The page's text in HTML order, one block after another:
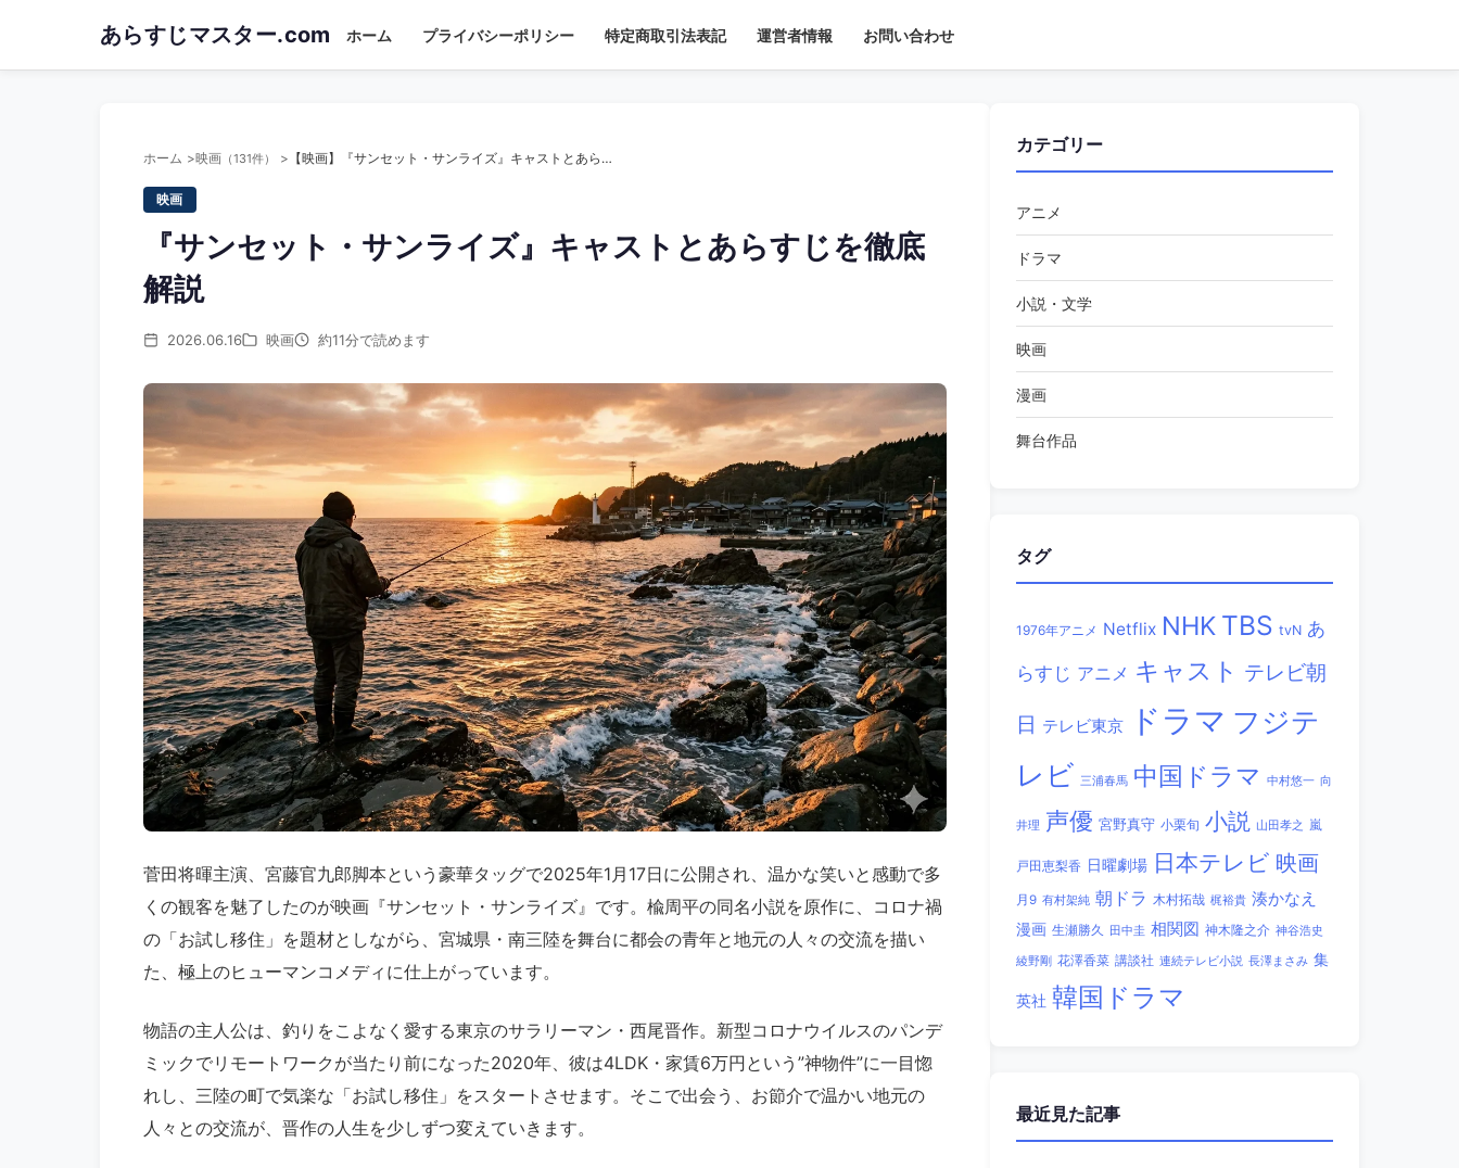
main
あらすじマスター.com ホーム プライバシーポリシー 特定商取引法表記 運営者情報 お問い合わせ
ホーム 映画 （131件） 【映画】『サンセット・サンライズ』キャストとあらすじを徹底解説
映画
『サンセット・サンライズ』キャストとあらすじを徹底
解説
2026.06.16 映画 約11分で読めます
菅田将暉主演、宮藤官九郎脚本という豪華タッグで2025年1月17日に公開され、温かな笑いと感動で多
くの観客を魅了したのが映画『サンセット・サンライズ』です。楡周平の同名小説を原作に、コロナ禍
の「お試し移住」を題材としながら、宮城県・南三陸を舞台に都会の青年と地元の人々の交流を描い
た、極上のヒューマンコメディに仕上がっています。
物語の主人公は、釣りをこよなく愛する東京のサラリーマン・西尾晋作。新型コロナウイルスのパンデ
ミックでリモートワークが当たり前になった2020年、彼は4LDK・家賃6万円という”神物件”に一目惚
れし、三陸の町で気楽な「お試し移住」をスタートさせます。そこで出会う、お節介で温かい地元の
人々との交流が、晋作の人生を少しずつ変えていきます。
カテゴリー
アニメ
ドラマ
小説・文学
映画
漫画
舞台作品
タグ
1976年アニメ Netflix NHK TBS tvN あ
らすじ アニメ キャスト テレビ朝
日 テレビ東京 ドラマ フジテ
レビ 三浦春馬 中国ドラマ 中村悠一 向
井理 声優 宮野真守 小栗旬 小説 山田孝之 嵐
戸田恵梨香 日曜劇場 日本テレビ 映画
月9 有村架純 朝ドラ 木村拓哉 梶裕貴 湊かなえ
漫画 生瀬勝久 田中圭 相関図 神木隆之介 神谷浩史
綾野剛 花澤香菜 講談社 連続テレビ小説 長澤まさみ 集
英社 韓国ドラマ
最近見た記事